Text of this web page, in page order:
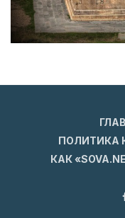
ПОЛИТИКА
КАК